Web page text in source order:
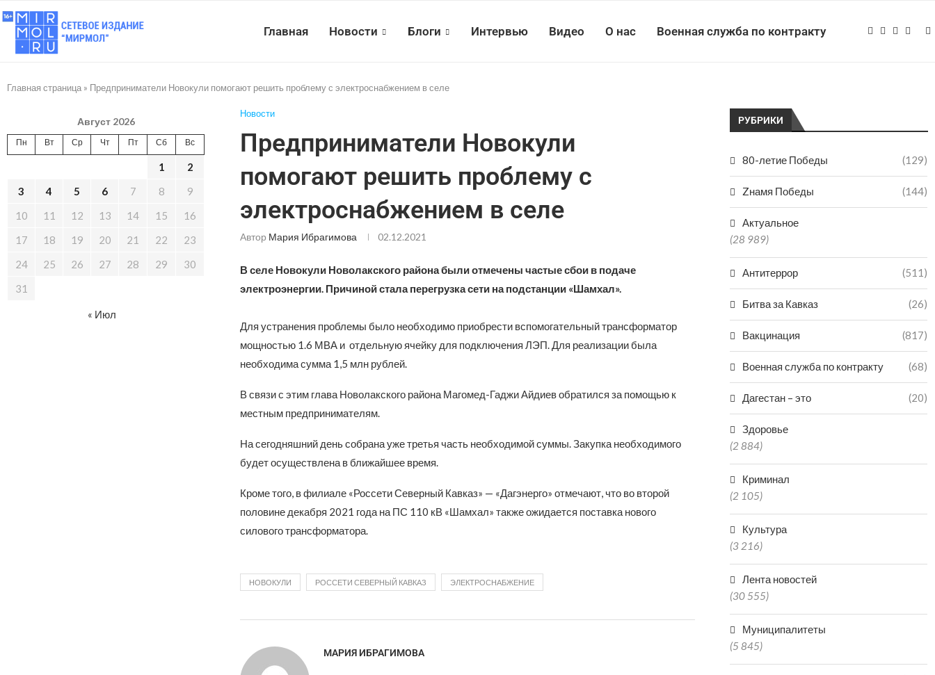
Главная Новости Блоги Интервью Видео О нас Военная служба по контракту
Главная страница » Предприниматели Новокули помогают решить проблему с электроснабжением в селе
Новости
Предприниматели Новокули
помогают решить проблему с
электроснабжением в селе
Автор Мария Ибрагимова 02.12.2021
В селе Новокули Новолакского района были отмечены частые сбои в подаче
электроэнергии. Причиной стала перегрузка сети на подстанции «Шамхал».
Для устранения проблемы было необходимо приобрести вспомогательный трансформатор
мощностью 1.6 МВА и отдельную ячейку для подключения ЛЭП. Для реализации была
необходима сумма 1,5 млн рублей.
В связи с этим глава Новолакского района Магомед-Гаджи Айдиев обратился за помощью к
местным предпринимателям.
На сегодняшний день собрана уже третья часть необходимой суммы. Закупка необходимого
будет осуществлена в ближайшее время.
Кроме того, в филиале «Россети Северный Кавказ» — «Дагэнерго» отмечают, что во второй
половине декабря 2021 года на ПС 110 кВ «Шамхал» также ожидается поставка нового
силового трансформатора.
НОВОКУЛИ РОССЕТИ СЕВЕРНЫЙ КАВКАЗ ЭЛЕКТРОСНАБЖЕНИЕ
МАРИЯ ИБРАГИМОВА
РУБРИКИ
80-летие Победы (129)
Zнамя Победы (144)
Актуальное
(28 989)
Антитеррор (511)
Битва за Кавказ (26)
Вакцинация (817)
Военная служба по контракту (68)
Дагестан – это (20)
Здоровье
(2 884)
Криминал
(2 105)
Культура
(3 216)
Лента новостей
(30 555)
Муниципалитеты
(5 845)
Август 2026
Пн Вт Ср Чт Пт Сб Вс
1
2
3
4 5 6 7 8
9
10
11 12 13 14 15
16
17
18 19 20 21 22
23
24
25 26 27 28 29
30
31
« Июл